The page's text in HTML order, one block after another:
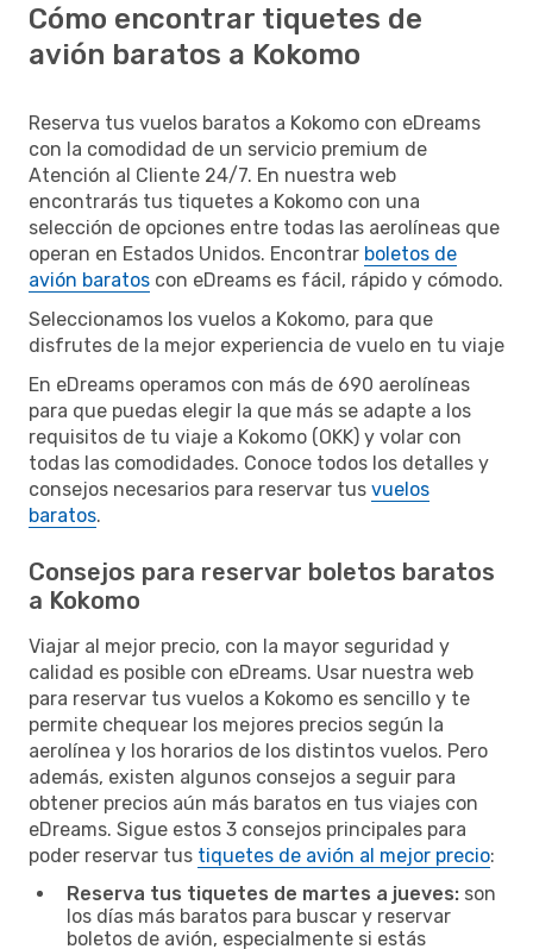
Cómo encontrar tiquetes de
avión baratos a Kokomo
Reserva tus vuelos baratos a Kokomo con eDreams
con la comodidad de un servicio premium de
Atención al Cliente 24/7. En nuestra web
encontrarás tus tiquetes a Kokomo con una
selección de opciones entre todas las aerolíneas que
operan en Estados Unidos. Encontrar boletos de
avión baratos con eDreams es fácil, rápido y cómodo.
Seleccionamos los vuelos a Kokomo, para que
disfrutes de la mejor experiencia de vuelo en tu viaje
En eDreams operamos con más de 690 aerolíneas
para que puedas elegir la que más se adapte a los
requisitos de tu viaje a Kokomo (OKK) y volar con
todas las comodidades. Conoce todos los detalles y
consejos necesarios para reservar tus vuelos
baratos.
Consejos para reservar boletos baratos
a Kokomo
Viajar al mejor precio, con la mayor seguridad y
calidad es posible con eDreams. Usar nuestra web
para reservar tus vuelos a Kokomo es sencillo y te
permite chequear los mejores precios según la
aerolínea y los horarios de los distintos vuelos. Pero
además, existen algunos consejos a seguir para
obtener precios aún más baratos en tus viajes con
eDreams. Sigue estos 3 consejos principales para
poder reservar tus tiquetes de avión al mejor precio:
Reserva tus tiquetes de martes a jueves: son
los días más baratos para buscar y reservar
boletos de avión, especialmente si estás